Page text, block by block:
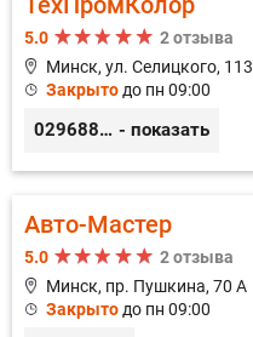
5.0
2 отзыва
Минск, ул. Селицкого, 113
Закрыто до пн 09:00
0296889898 - показать
Авто-Мастер
5.0
2 отзыва
Минск, пр. Пушкина, 70 А
Закрыто до пн 09:00